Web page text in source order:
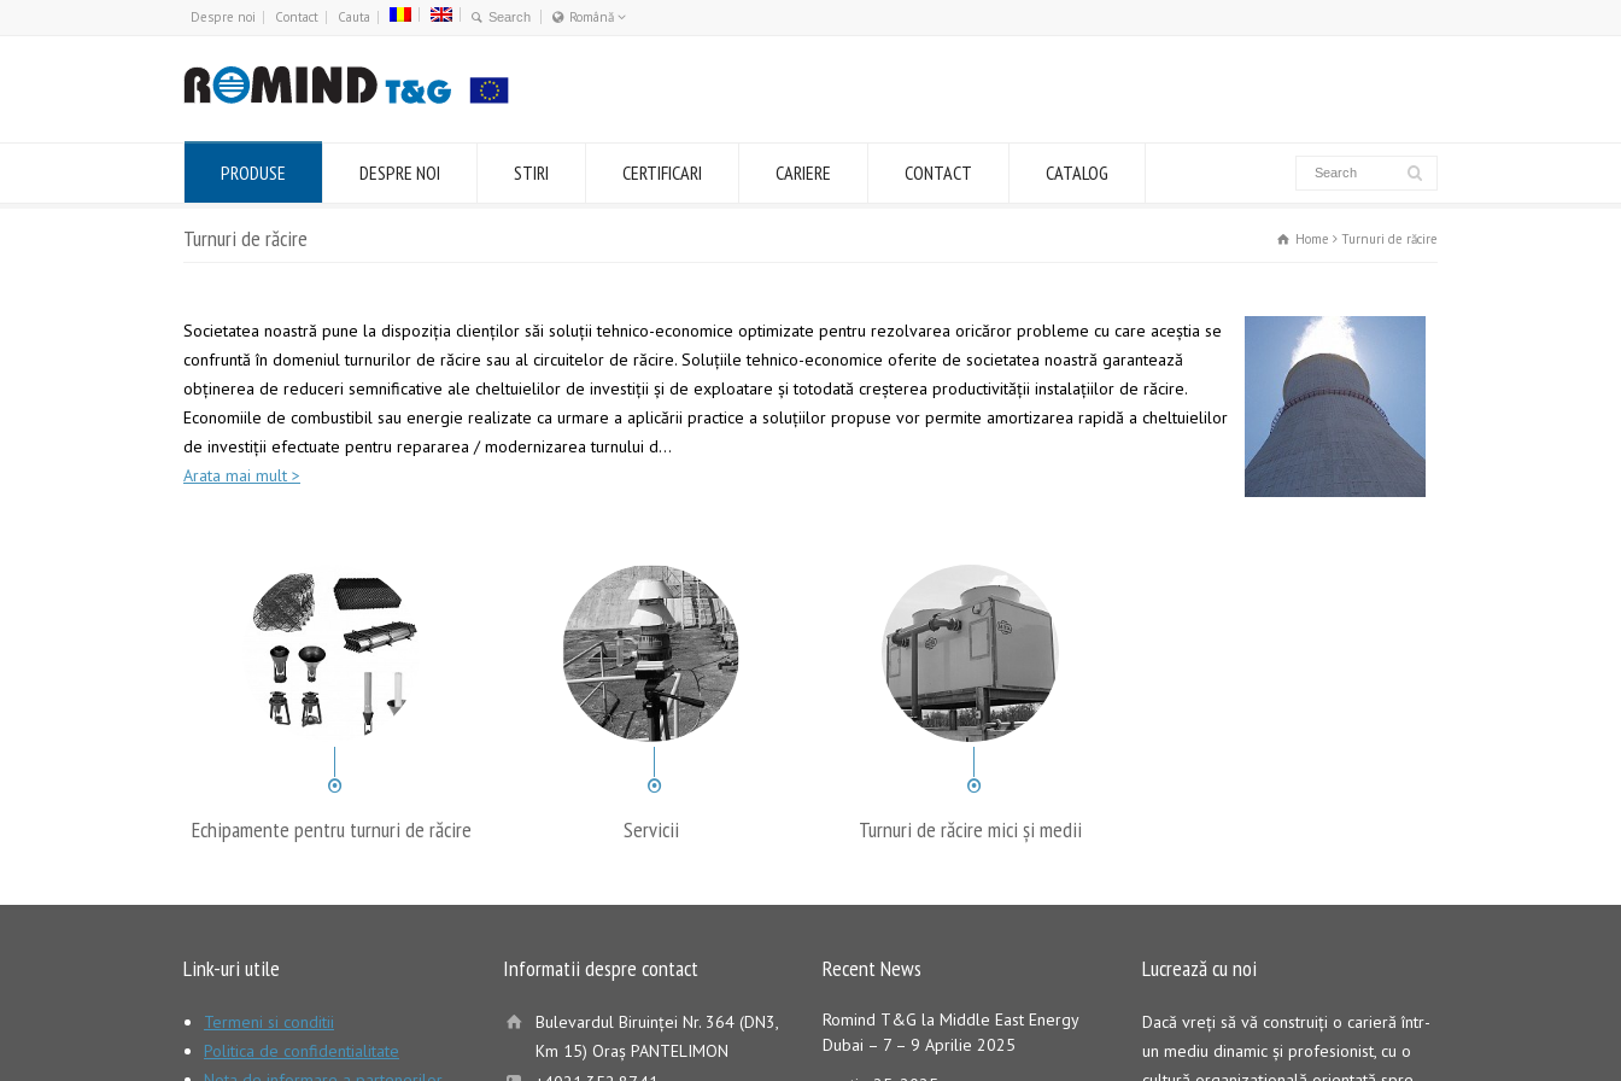
Despre noi Contact Cauta
Română
PRODUSE DESPRE NOI STIRI CERTIFICARI CARIERE CONTACT CATALOG
Turnuri de răcire Home Turnuri de răcire
Societatea noastră pune la dispoziţia clienţilor săi soluţii tehnico-economice optimizate pentru rezolvarea oricăror probleme cu care aceştia se
confruntă în domeniul turnurilor de răcire sau al circuitelor de răcire. Soluţiile tehnico-economice oferite de societatea noastră garantează
obţinerea de reduceri semnificative ale cheltuielilor de investiţii şi de exploatare şi totodată creşterea productivităţii instalaţiilor de răcire.
Economiile de combustibil sau energie realizate ca urmare a aplicării practice a soluţiilor propuse vor permite amortizarea rapidă a cheltuielilor
de investiţii efectuate pentru repararea / modernizarea turnului d...
Arata mai mult >
Echipamente pentru turnuri de răcire Servicii Turnuri de răcire mici și medii
Link-uri utile
Termeni si conditii
Politica de confidentialitate
Informatii despre contact
Bulevardul Biruinţei Nr. 364 (DN3,
Km 15) Oraş PANTELIMON
Recent News
Romind T&G la Middle East Energy
Dubai – 7 – 9 Aprilie 2025
Lucrează cu noi
Dacă vreţi să vă construiţi o carieră într-
un mediu dinamic şi profesionist, cu o